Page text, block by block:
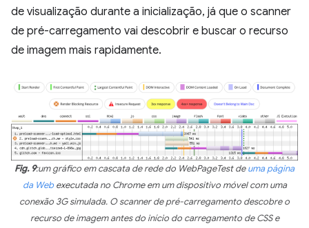
de visualização durante a inicialização, já que o scanner
de pré-carregamento vai descobrir e buscar o recurso
de imagem mais rapidamente.
Fig. 9:um gráfico em cascata de rede do WebPageTest deuma página
da Webexecutada no Chrome em um dispositivo móvel com uma
conexão 3G simulada. O scanner de pré-carregamento descobre o
recurso de imagem antes do início do carregamento de CSS e